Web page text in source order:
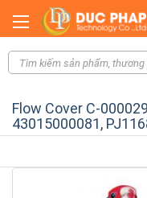
Flow Cover C-
43015000081,